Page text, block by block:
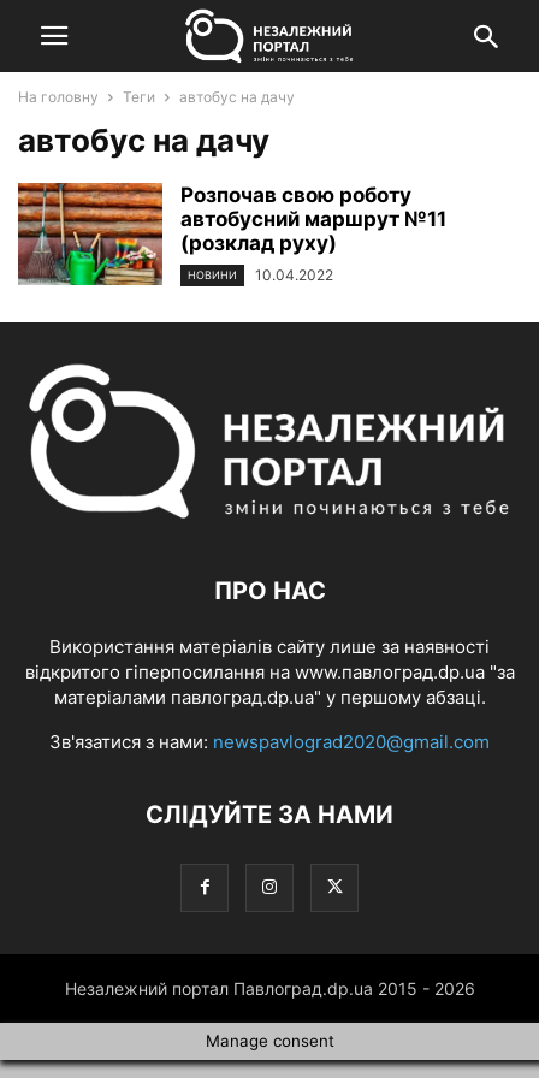
На головну Теги автобус на дачу
автобус на дачу
Розпочав свою роботу
автобусний маршрут №11
(розклад руху)
НОВИНИ 10.04.2022
ПРО НАС
Використання матеріалів сайту лише за наявності
відкритого гіперпосилання на www.павлоград.dp.ua "за
матеріалами павлоград.dp.ua" у першому абзаці.
Зв'язатися з нами: newspavlograd2020@gmail.com
СЛІДУЙТЕ ЗА НАМИ
Незалежний портал Павлоград.dp.ua 2015 - 2026
Manage consent